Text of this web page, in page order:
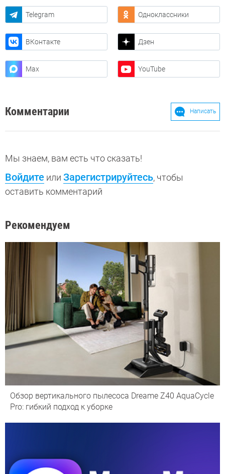
Telegram Одноклассники
ВКонтакте Дзен
Max YouTube
Комментарии Написать
Мы знаем, вам есть что сказать!
Войдите или Зарегистрируйтесь, чтобы
оставить комментарий
Рекомендуем
Обзор вертикального пылесоса Dreame Z40 AquaCycle
Pro: гибкий подход к уборке